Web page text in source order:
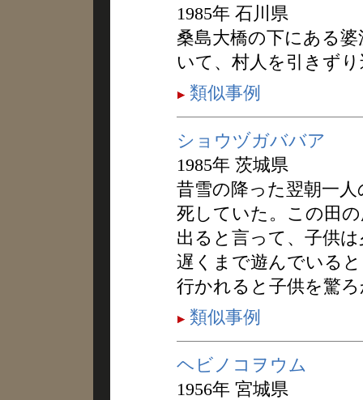
1985年 石川県
桑島大橋の下にある
いて、村人を引きず
類似事例
ショウヅガババア
1985年 茨城県
昔雪の降った翌朝一
死していた。この田
出ると言って、子供
遅くまで遊んでいる
行かれると子供を驚
類似事例
ヘビノコヲウム
1956年 宮城県